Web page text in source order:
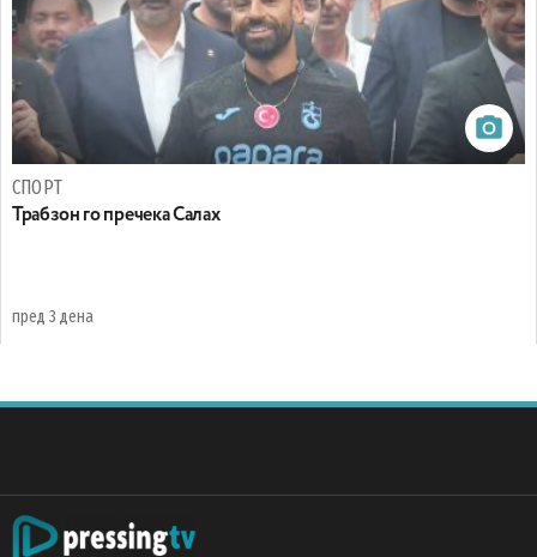
СПОРТ
Трабзон го пречека Салах
пред 3 дена